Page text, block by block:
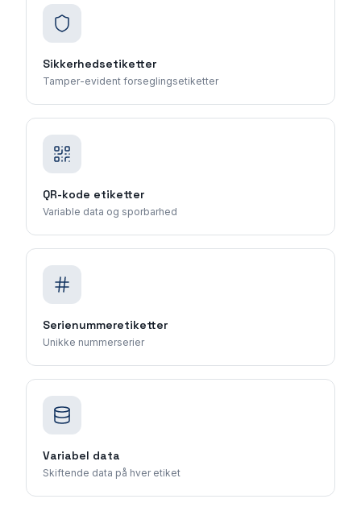
Sikkerhedsetiketter
Tamper-evident forseglingsetiketter
QR-kode etiketter
Variable data og sporbarhed
Serienummeretiketter
Unikke nummerserier
Variabel data
Skiftende data på hver etiket